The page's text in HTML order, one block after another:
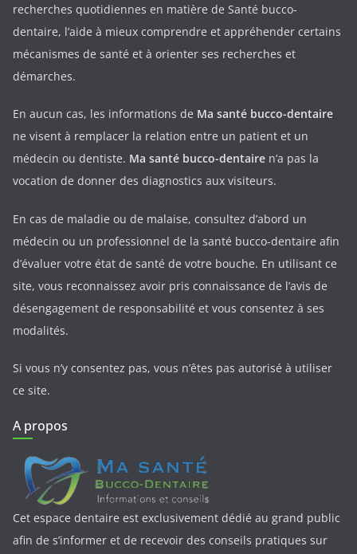
recherches quotidiennes en matière de Santé bucco-
dentaire, l’aide à mieux comprendre et appréhender certains
mécanismes de santé et à orienter ses recherches et
démarches.
En aucun cas, les informations de Ma santé bucco-dentaire
ne visent à remplacer la relation entre un patient et un
médecin ou dentiste. Ma santé bucco-dentaire n’a pas la
vocation de donner des diagnostics aux visiteurs.
En cas de maladie ou de malaise, consultez d’abord un
médecin ou un professionnel de la santé bucco-dentaire afin
d’évaluer votre état de santé de votre bouche. En utilisant ce
site, vous reconnaissez avoir pris connaissance de l’avis de
désengagement de responsabilité et vous consentez à ses
modalités.
Si vous n’y consentez pas, vous n’êtes pas autorisé à utiliser
ce site.
A propos
Cet espace dentaire est exclusivement dédié au grand public
afin de s’informer et de recevoir des conseils pratiques sur